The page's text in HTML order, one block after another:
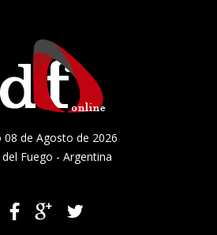
08 de Agosto de 2026
Fuego - Argentina